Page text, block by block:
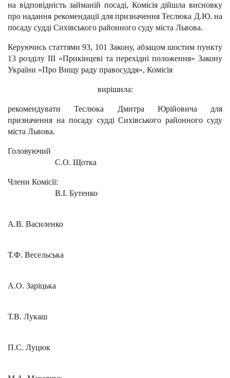
на відповідність займаній посаді, Комісія дійшла висновку
про надання рекомендації для призначення Теслюка Д.Ю. на
посаду судді Сихівського районного суду міста Львова.
Керуючись статтями 93, 101 Закону, абзацом шостим пункту
13 розділу III «Прикінцеві та перехідні положення» Закону
України «Про Вищу раду правосуддя», Комісія
вирішила:
рекомендувати Теслюка Дмитра Юрійовича для
призначення на посаду судді Сихівського районного суду
міста Львова.
Головуючий
С.О. Щотка
Члени Комісії:
В.І. Бутенко
А.В. Василенко
Т.Ф. Весельська
А.О. Заріцька
Т.В. Лукаш
П.С. Луцюк